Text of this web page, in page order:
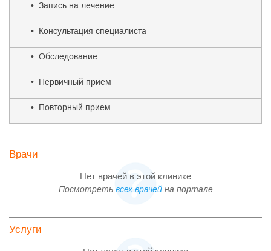
• Запись на лечение
• Консультация специалиста
• Обследование
• Первичный прием
• Повторный прием
Врачи
Нет врачей в этой клинике
Посмотреть всех врачейна портале
Услуги